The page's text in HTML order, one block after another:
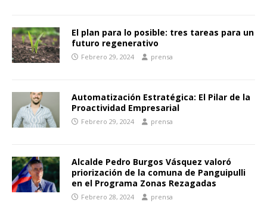
El plan para lo posible: tres tareas para un
futuro regenerativo
Febrero 29, 2024 prensa
Automatización Estratégica: El Pilar de la
Proactividad Empresarial
Febrero 29, 2024 prensa
Alcalde Pedro Burgos Vásquez valoró
priorización de la comuna de Panguipulli
en el Programa Zonas Rezagadas
Febrero 28, 2024 prensa